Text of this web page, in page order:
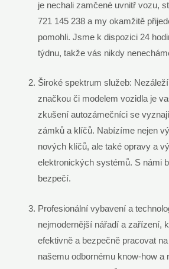
je nechali zamčené uvnitř vozu,
721 145 238 a my okamžitě
pomohli. Jsme k dispozici 24
týdnu, takže vás nikdy
Široké spektrum služeb:
značkou či modelem vozidla je
zkušení autozámečníci se
zámků a klíčů. Nabízíme nejen
nových klíčů, ale také opravy a
elektronických systémů. S námi
bezpečí.
Profesionální vybavení a
nejmodernější nářadí a zařízení,
efektivně a bezpečně pracovat
našemu odbornému know-how a